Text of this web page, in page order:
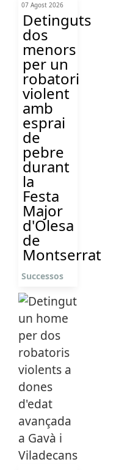
07 Agost 2026
Detinguts
dos
menors
per un
robatori
violent
amb
esprai
de
pebre
durant
la
Festa
Major
d'Olesa
de
Montserrat
Successos